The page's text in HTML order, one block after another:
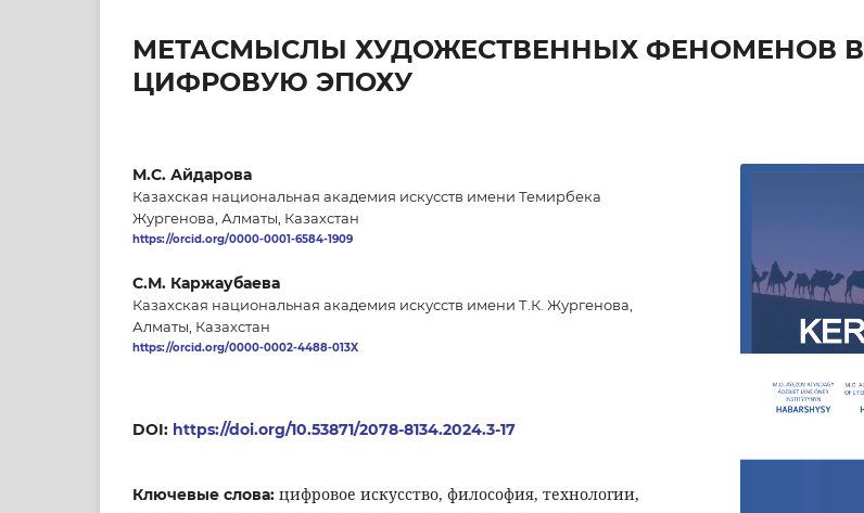
МЕТАСМЫСЛЫ ХУДОЖЕСТВЕННЫХ ФЕНОМЕНОВ В
ЦИФРОВУЮ ЭПОХУ
М.С. Айдарова
Казахская национальная академия искусств имени Темирбека
Жургенова, Алматы, Казахстан
https://orcid.org/0000-0001-6584-1909
С.М. Каржаубаева
Казахская национальная академия искусств имени Т.К. Жургенова,
Алматы, Казахстан
https://orcid.org/0000-0002-4488-013X
DOI: https://doi.org/10.53871/2078-8134.2024.3-17
Ключевые слова: цифровое искусство, философия, технологии,